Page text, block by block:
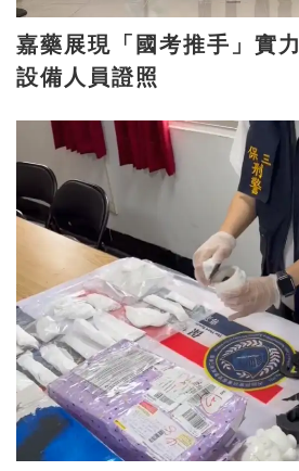
嘉藥展現「國考推手」實力 15人勇奪消防
設備人員證照